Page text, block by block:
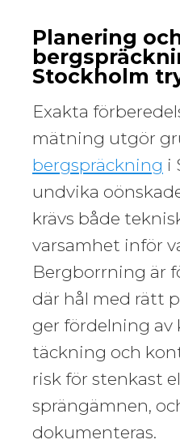
Planering
Stockholm
Exakta
mätning utgör
bergspräckning i
undvika
krävs både
varsamhet inför
Bergborrning är
där hål med rätt
ger fördelning av
täckning och
risk för stenkast
sprängämnen,
dokumenteras.